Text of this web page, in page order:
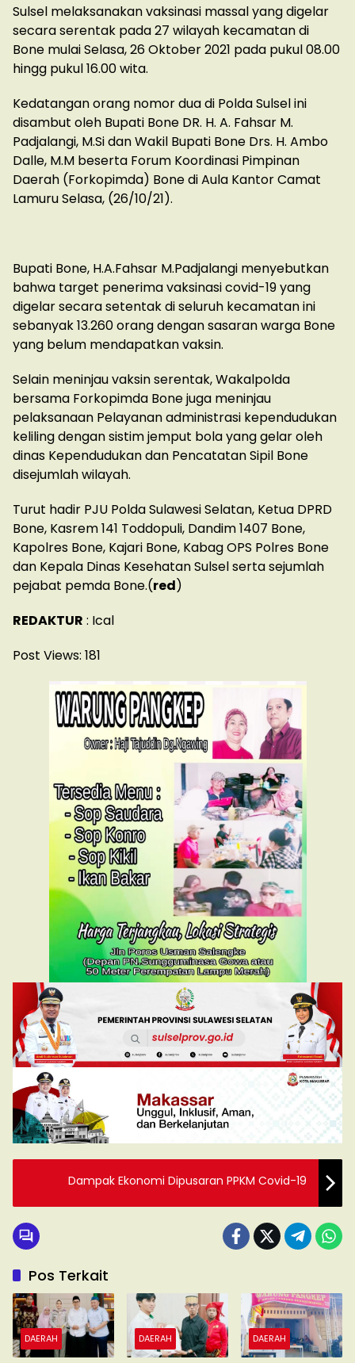
Sulsel melaksanakan vaksinasi massal yang digelar
secara serentak pada 27 wilayah kecamatan di
Bone mulai Selasa, 26 Oktober 2021 pada pukul 08.00
hingg pukul 16.00 wita.
Kedatangan orang nomor dua di Polda Sulsel ini
disambut oleh Bupati Bone DR. H. A. Fahsar M.
Padjalangi, M.Si dan Wakil Bupati Bone Drs. H. Ambo
Dalle, M.M beserta Forum Koordinasi Pimpinan
Daerah (Forkopimda) Bone di Aula Kantor Camat
Lamuru Selasa, (26/10/21).
Bupati Bone, H.A.Fahsar M.Padjalangi menyebutkan
bahwa target penerima vaksinasi covid-19 yang
digelar secara setentak di seluruh kecamatan ini
sebanyak 13.260 orang dengan sasaran warga Bone
yang belum mendapatkan vaksin.
Selain meninjau vaksin serentak, Wakalpolda
bersama Forkopimda Bone juga meninjau
pelaksanaan Pelayanan administrasi kependudukan
keliling dengan sistim jemput bola yang gelar oleh
dinas Kependudukan dan Pencatatan Sipil Bone
disejumlah wilayah.
Turut hadir PJU Polda Sulawesi Selatan, Ketua DPRD
Bone, Kasrem 141 Toddopuli, Dandim 1407 Bone,
Kapolres Bone, Kajari Bone, Kabag OPS Polres Bone
dan Kepala Dinas Kesehatan Sulsel serta sejumlah
pejabat pemda Bone.(red)
REDAKTUR : Ical
Post Views: 181
Dampak Ekonomi Dipusaran PPKM Covid-19
Pos Terkait
DAERAH DAERAH DAERAH